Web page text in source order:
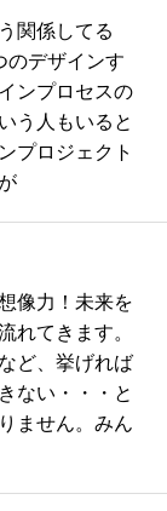
関係してる
のデザインす
ンプロセスの
う人もいると
プロジェクト
像力！未来を
れてきます。
ど、挙げれば
ない・・・と
ません。みん